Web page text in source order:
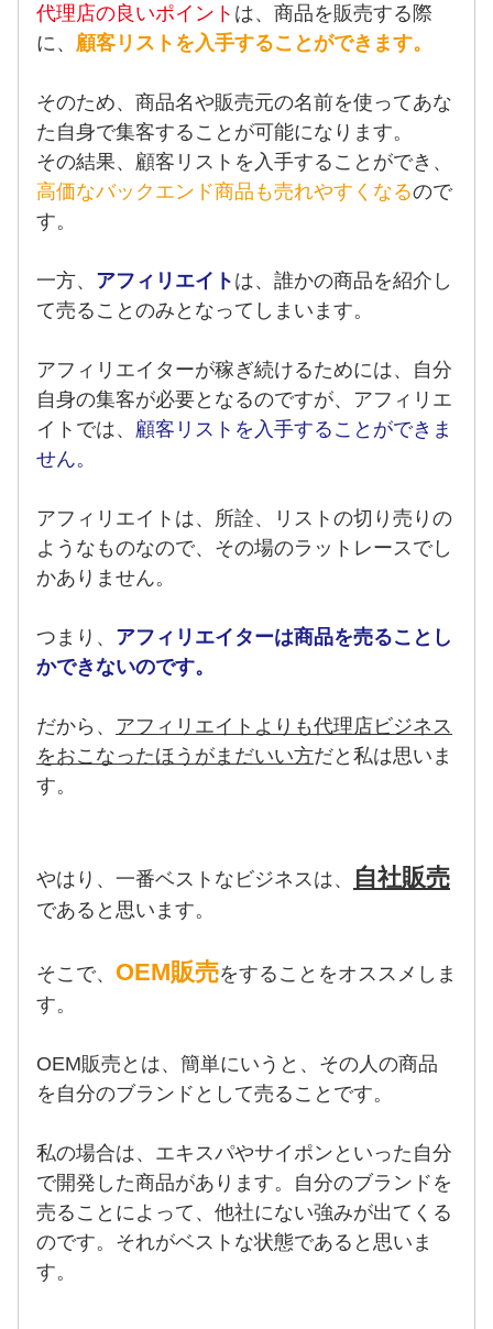
代理店の良いポイント は、商品を販売する際
に、 顧客リストを入手することができます。
そのため、商品名や販売元の名前を使ってあな
た自身で集客することが可能になります。
その結果、顧客リストを入手することができ、
高価なバックエンド商品も売れやすくなるので
す。
一方、 アフィリエイト は、誰かの商品を紹介し
て売ることのみとなってしまいます。
アフィリエイターが稼ぎ続けるためには、自分
自身の集客が必要となるのですが、アフィリエ
イトでは、 顧客リストを入手することができま
せん。
アフィリエイトは、所詮、リストの切り売りの
ようなものなので、その場のラットレースでし
かありません。
つまり、 アフィリエイターは商品を売ることし
かできないのです。
だから、 アフィリエイトよりも代理店ビジネス
をおこなったほうがまだいい方だと私は思いま
す。
やはり、一番ベストなビジネスは、 自社販売
であると思います。
そこで、 OEM販売をすることをオススメしま
す。
OEM販売とは、簡単にいうと、その人の商品
を自分のブランドとして売ることです。
私の場合は、エキスパやサイポンといった自分
で開発した商品があります。自分のブランドを
売ることによって、他社にない強みが出てくる
のです。それがベストな状態であると思いま
す。